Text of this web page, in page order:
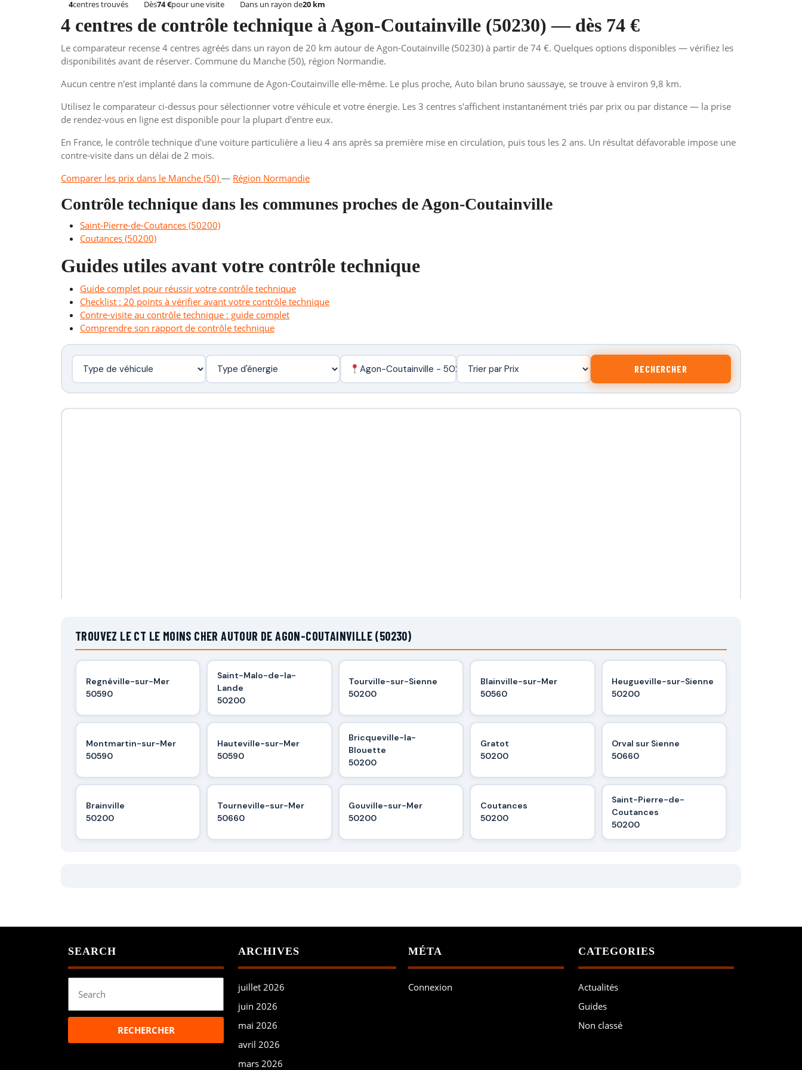
4centres trouvés Dès74 €pour une visite Dans un rayon de20 km
4 centres de contrôle technique à Agon-Coutainville (50230) — dès 74 €
Le comparateur recense 4 centres agréés dans un rayon de 20 km autour de Agon-Coutainville (50230) à partir de 74 €. Quelques options disponibles — vérifiez les
disponibilités avant de réserver. Commune du Manche (50), région Normandie.
Aucun centre n'est implanté dans la commune de Agon-Coutainville elle-même. Le plus proche, Auto bilan bruno saussaye, se trouve à environ 9,8 km.
Utilisez le comparateur ci-dessus pour sélectionner votre véhicule et votre énergie. Les 3 centres s'affichent instantanément triés par prix ou par distance — la prise
de rendez-vous en ligne est disponible pour la plupart d'entre eux.
En France, le contrôle technique d'une voiture particulière a lieu 4 ans après sa première mise en circulation, puis tous les 2 ans. Un résultat défavorable impose une
contre-visite dans un délai de 2 mois.
Comparer les prix dans le Manche (50) — Région Normandie
Contrôle technique dans les communes proches de Agon-Coutainville
Saint-Pierre-de-Coutances (50200)
Coutances (50200)
Guides utiles avant votre contrôle technique
Guide complet pour réussir votre contrôle technique
Checklist : 20 points à vérifier avant votre contrôle technique
Contre-visite au contrôle technique : guide complet
Comprendre son rapport de contrôle technique
Agon-Coutainville - 50230 RECHERCHER
TROUVEZ LE CT LE MOINS CHER AUTOUR DE AGON-COUTAINVILLE (50230)
Regnéville-sur-Mer
50590
Saint-Malo-de-la-
Lande
50200
Tourville-sur-Sienne
50200
Blainville-sur-Mer
50560
Heugueville-sur-Sienne
50200
Montmartin-sur-Mer
50590
Hauteville-sur-Mer
50590
Bricqueville-la-
Blouette
50200
Gratot
50200
Orval sur Sienne
50660
Brainville
50200
Tourneville-sur-Mer
50660
Gouville-sur-Mer
50200
Coutances
50200
Saint-Pierre-de-
Coutances
50200
SEARCH
for:
ARCHIVES
juillet 2026
juin 2026
mai 2026
avril 2026
mars 2026
MÉTA
Connexion
CATEGORIES
Actualités
Guides
Non classé